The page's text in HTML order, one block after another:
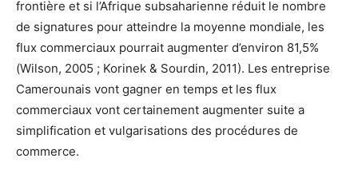
frontière et si l’Afrique subsaharienne réduit le nombre
de signatures pour atteindre la moyenne mondiale, les
flux commerciaux pourrait augmenter d’environ 81,5%
(Wilson, 2005 ; Korinek & Sourdin, 2011). Les entreprise
Camerounais vont gagner en temps et les flux
commerciaux vont certainement augmenter suite a
simplification et vulgarisations des procédures de
commerce.